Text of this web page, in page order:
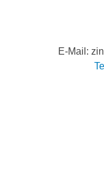
E-Mail: